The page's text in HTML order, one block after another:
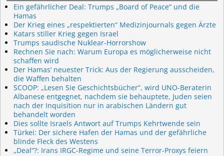
Ein gefährlicher Deal: Trumps „Board of Peace“ und die
Hamas
Der Krieg eines „respektierten“ Medizinjournals gegen Ärzte
Katars stiller Krieg gegen Israel
Trumps saudische Nuklear-Horrorshow
Rechnen Sie nach: Warum Europa es möglicherweise nicht
schaffen wird
Der Hamas‘ neuester Trick: Aus der Regierung ausscheiden,
die Waffen behalten
SCOOP: „Lesen Sie Geschichtsbücher“, wird UNO-Beraterin
Albanese entgegnet, nachdem sie behauptete, Juden seien
nach der Inquisition nur in arabischen Ländern gut
behandelt worden
Dies sollte Israels Antwort auf Trumps Kehrtwende sein
Türkei: Der sichere Hafen der Hamas und der gefährliche
blinde Fleck des Westens
„Deal“?: Irans IRGC-Regime und seine Terror-Proxys feiern